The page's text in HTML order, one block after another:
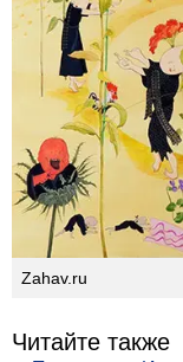
Zahav.ru
Читайте также